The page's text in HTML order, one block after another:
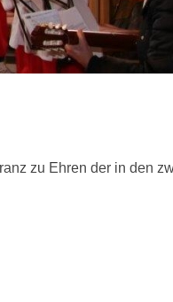
zu Ehren der in den